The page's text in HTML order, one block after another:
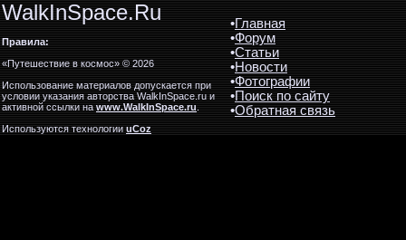
WalkInSpace.Ru
Правила:
«Путешествие в космос» © 2026
Использование материалов допускается при
условии указания авторства WalkInSpace.ru и
активной ссылки наwww.WalkInSpace.ru.
Используются технологииuCoz
•Главная
•Форум
•Статьи
•Новости
•Фотографии
•Поиск по сайту
•Обратная связь